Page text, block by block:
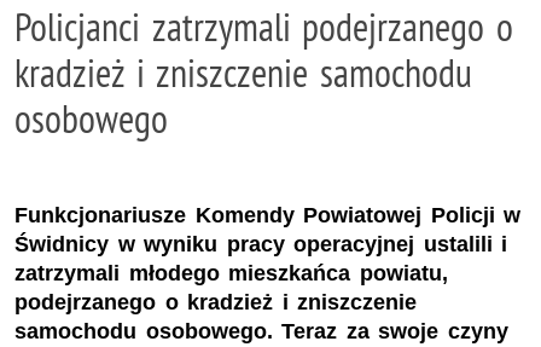
Policjanci zatrzymali podejrzanego o
kradzież i zniszczenie samochodu
osobowego
Funkcjonariusze Komendy Powiatowej Policji w
Świdnicy w wyniku pracy operacyjnej ustalili i
zatrzymali młodego mieszkańca powiatu,
podejrzanego o kradzież i zniszczenie
samochodu osobowego. Teraz za swoje czyny